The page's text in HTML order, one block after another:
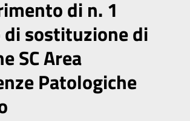
di n. 1
di sostituzione di
SC Area
Patologiche